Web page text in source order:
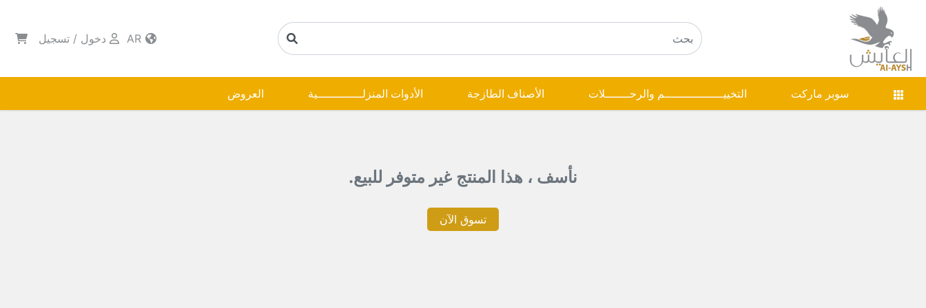
دخول / تسجيل
سوبر ماركت التخييـــــــــــــــــم والرحـــــــلات الأصناف الطازجة الأدوات المنزلـــــــــــــية العروض
نأسف ، هذا المنتج غير متوفر للبيع.
تسوق الآن